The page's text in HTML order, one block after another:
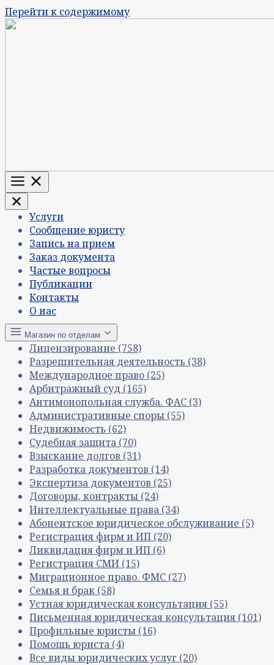
Перейти к содержимому
Меню
Услуги
Сообщение юристу
Запись на прием
Заказ документа
Частые вопросы
Публикации
Контакты
О нас
Магазин по отделам
Лицензирование (758)
Разрешительная деятельность (38)
Международное право (25)
Арбитражный суд (165)
Антимонопольная служба. ФАС (3)
Административные споры (55)
Недвижимость (62)
Судебная защита (70)
Взыскание долгов (31)
Разработка документов (14)
Экспертиза документов (25)
Договоры, контракты (24)
Интеллектуальные права (34)
Абонентское юридическое обслуживание (5)
Регистрация фирм и ИП (20)
Ликвидация фирм и ИП (6)
Регистрация СМИ (15)
Миграционное право. ФМС (27)
Семья и брак (58)
Устная юридическая консультация (55)
Письменная юридическая консультация (101)
Профильные юристы (16)
Помощь юриста (4)
Все виды юридических услуг (20)